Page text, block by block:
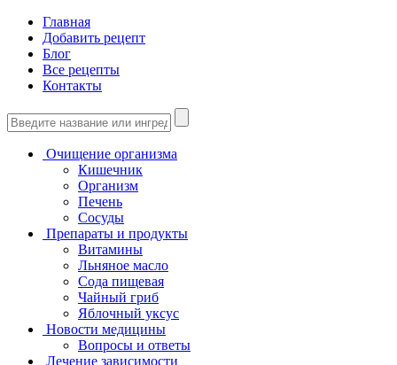
Главная
Добавить рецепт
Блог
Все рецепты
Контакты
Очищение организма
Кишечник
Организм
Печень
Сосуды
Препараты и продукты
Витамины
Льняное масло
Сода пищевая
Чайный гриб
Яблочный уксус
Новости медицины
Вопросы и ответы
Лечение зависимости